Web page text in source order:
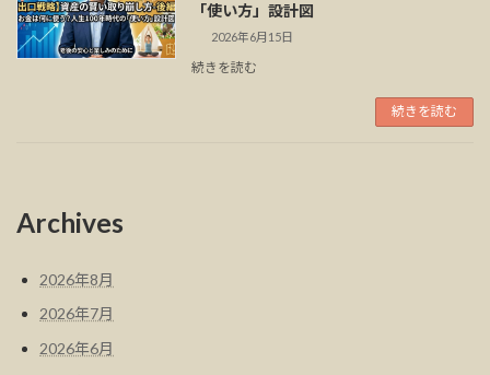
「使い方」設計図
2026年6月15日
続きを読む
続きを読む
Archives
2026年8月
2026年7月
2026年6月